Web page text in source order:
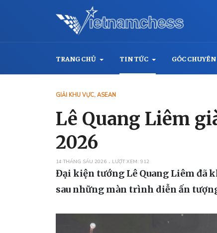
TRANG CHỦ TIN TỨC GÓC
GIẢI KHU VỰC, ASEAN
Lê Quang Liêm
2026
14 THÁNG SÁU 2026 LƯỢT XEM: 912
Đại kiện tướng Lê Quang Liêm đã
sau những màn trình diễn ấn